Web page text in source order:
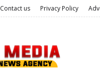
Contact us Privacy Policy